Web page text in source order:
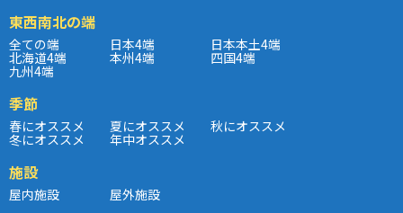
東西南北の端
全ての端 日本4端 日本本土4端
北海道4端 本州4端 四国4端
九州4端
季節
春にオススメ 夏にオススメ 秋にオススメ
冬にオススメ 年中オススメ
施設
屋内施設 屋外施設